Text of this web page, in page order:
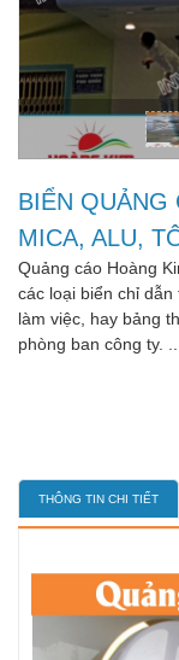
BIỂN
MICA, ALU,
Quảng cáo Hoàng
các loại biển chỉ
làm việc, hay bảng
phòng ban công ty.
THÔNG TIN CHI TIẾT